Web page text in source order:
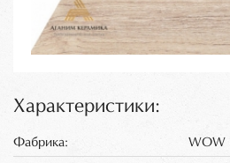
Характеристики:
Фабрика: WOW